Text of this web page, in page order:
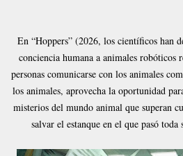
En “Hoppers” (2026, los científicos han
conciencia humana a animales robóticos
personas comunicarse con los animales
los animales, aprovecha la oportunidad
misterios del mundo animal que superan
salvar el estanque en el que pasó